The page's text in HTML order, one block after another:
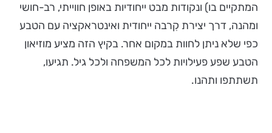
המתקיים בו) ונקודות מבט ייחודיות באופן חווייתי, רב-חושי
ומהנה, דרך יצירת קִרבה ייחודית ואינטראקציה עם הטבע
כפי שלא ניתן לחוות במקום אחר. בקיץ הזה מציע מוזיאון
הטבע שפע פעילויות לכל המשפחה ולכל גיל. תגיעו,
תשתתפו ותהנו.